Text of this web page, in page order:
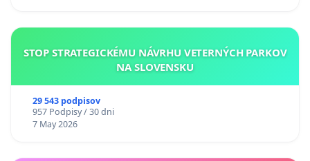
STOP STRATEGICKÉMU NÁVRHU VETERNÝCH PARKOV
NA SLOVENSKU
29 543 podpisov
957 Podpisy / 30 dni
7 May 2026